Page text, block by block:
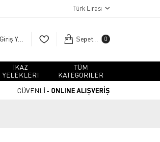
Türk Lirası
Giriş Yap Sepetim 0
İKAZ
YELEKLERİ
TÜM
KATEGORİLER
GÜVENLİ - ONLINE ALIŞVERİŞ